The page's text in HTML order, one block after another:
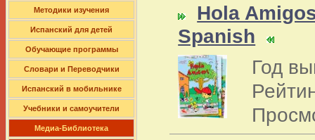
Методики изучения
Испанский для детей
Обучающие программы
Словари и Переводчики
Испанский в мобильнике
Учебники и самоучители
Медиа-Библиотека
Hola
Spanish
Год